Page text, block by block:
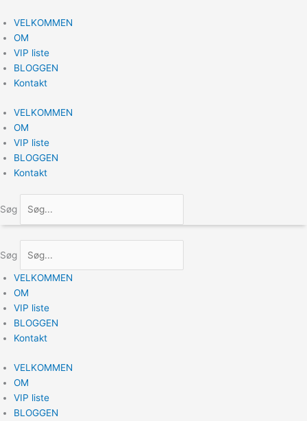
til
indholdet
VELKOMMEN
OM
VIP liste
BLOGGEN
Kontakt
VELKOMMEN
OM
VIP liste
BLOGGEN
Kontakt
Søg
Søg
VELKOMMEN
OM
VIP liste
BLOGGEN
Kontakt
VELKOMMEN
OM
VIP liste
BLOGGEN